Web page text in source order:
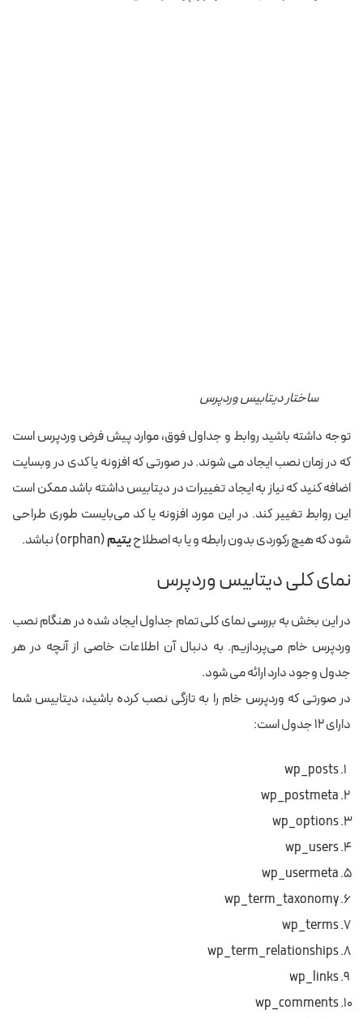
ساختار دیتابیس وردپرس
توجه داشته باشید روابط و جداول فوق، موارد پیش فرض وردپرس است
که در زمان نصب ایجاد می شوند. در صورتی که افزونه یا کدی در وبسایت
اضافه کنید که نیاز به ایجاد تغییرات در دیتابیس داشته باشد ممکن است
این روابط تغییر کند. در این مورد افزونه یا کد می‌بایست طوری طراحی
شود که هیچ رکوردی بدون رابطه و یا به اصطلاحیتیم(orphan) نباشد.
نمای کلی دیتابیس وردپرس
در این بخش به بررسی نمای کلی تمام جداول ایجاد شده در هنگام نصب
وردپرس خام می‌پردازیم. به دنبال آن اطلاعات خاصی از آنچه در هر
جدول وجود دارد ارائه می شود.
در صورتی که وردپرس خام را به تازگی نصب کرده باشید، دیتابیس شما
دارای ۱۲ جدول است:
wp_posts
wp_postmeta
wp_options
wp_users
wp_usermeta
wp_term_taxonomy
wp_terms
wp_term_relationships
wp_links
wp_comments